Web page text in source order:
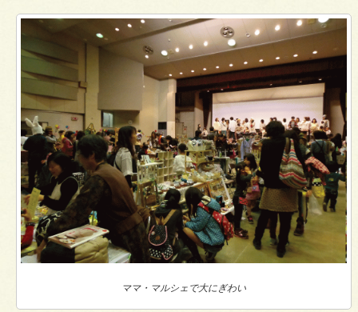
ママ・マルシェで大にぎわい